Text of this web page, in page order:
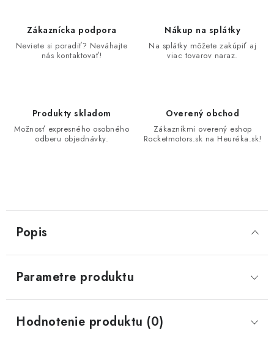
Zákaznícka podpora
Neviete si poradiť? Neváhajte
nás kontaktovať!
Nákup na splátky
Na splátky môžete zakúpiť aj
viac tovarov naraz.
Produkty skladom
Možnosť expresného osobného
odberu objednávky.
Overený obchod
Zákazníkmi overený eshop
Rocketmotors.sk na Heuréka.sk!
Popis
Parametre produktu
Hodnotenie produktu (0)